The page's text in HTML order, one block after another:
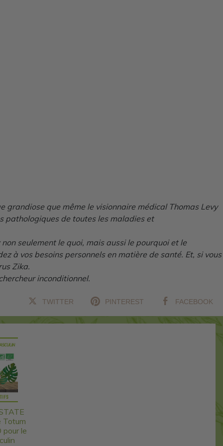
que même le visionnaire médical Thomas Levy
pathologiques de toutes les maladies et
seulement le quoi, mais aussi le pourquoi et le
à vos besoins personnels en matière de santé. Et, si vous
Zika.
inconditionnel.
TWITTER PINTEREST FACEBOOK
Totum
pour le